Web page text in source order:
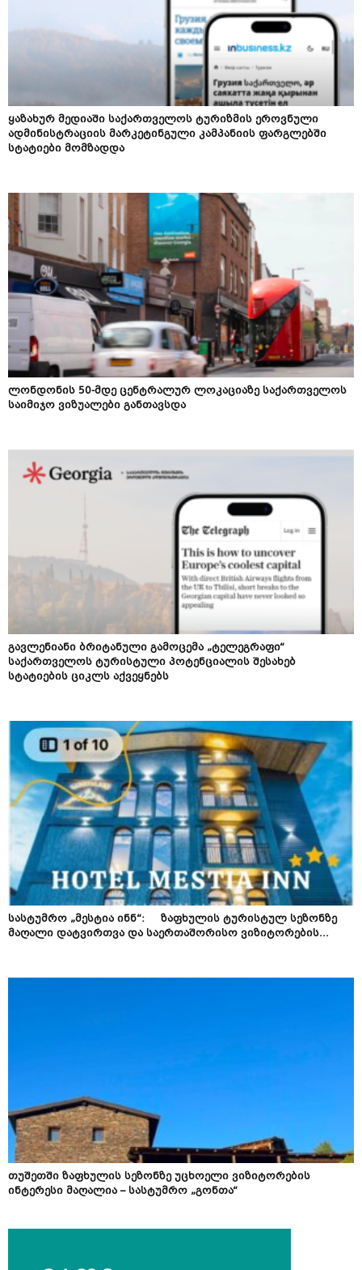
ყაზახურ მედიაში საქართველოს ტურიზმის ეროვნული
ადმინისტრაციის მარკეტინგული კამპანიის ფარგლებში
სტატიები მომზადდა
ლონდონის 50-მდე ცენტრალურ ლოკაციაზე საქართველოს
საიმიჯო ვიზუალები განთავსდა
გავლენიანი ბრიტანული გამოცემა „ტელეგრაფი“
საქართველოს ტურისტული პოტენციალის შესახებ
სტატიების ციკლს აქვეყნებს
სასტუმრო „მესტია ინნ“: ზაფხულის ტურისტულ სეზონზე
მაღალი დატვირთვა და საერთაშორისო ვიზიტორების...
თუშეთში ზაფხულის სეზონზე უცხოელი ვიზიტორების
ინტერესი მაღალია – სასტუმრო „გონთა“